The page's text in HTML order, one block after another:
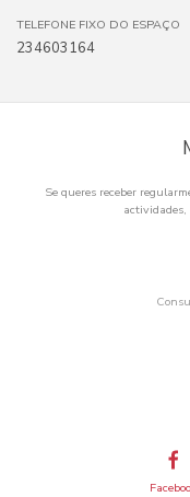
TELEFONE FIXO DO ESPAÇO
234603164
Se queres receber